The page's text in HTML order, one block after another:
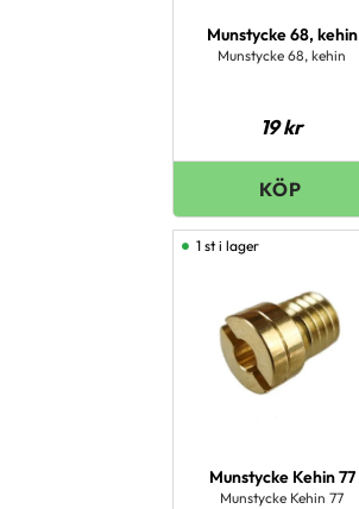
Munstycke 68, kehin
Munstycke 68, kehin
19kr
Munstycke Kehin 77
Munstycke Kehin 77
1 st i lager